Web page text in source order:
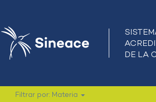
Filtrar por: Materia